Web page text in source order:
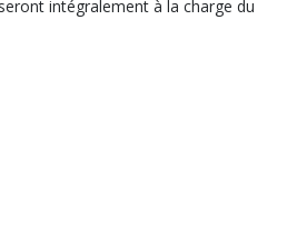
intégralement à la charge du